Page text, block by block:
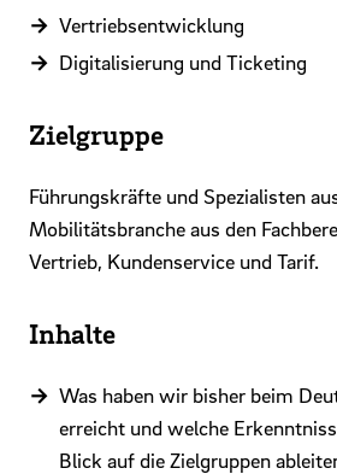
Vertriebsentwicklung
Digitalisierung und Ticketing
Zielgruppe
Führungskräfte und Spezialisten
Mobilitätsbranche aus den
Vertrieb, Kundenservice und Tarif.
Inhalte
Was haben wir bisher beim
erreicht und welche
Blick auf die Zielgruppen